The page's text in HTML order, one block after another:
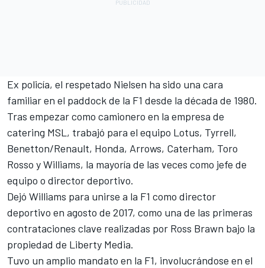
Ex policía, el respetado Nielsen ha sido una cara
familiar en el paddock de la F1 desde la década de 1980.
Tras empezar como camionero en la empresa de
catering MSL, trabajó para el equipo Lotus, Tyrrell,
Benetton/Renault, Honda, Arrows, Caterham, Toro
Rosso yWilliams, la mayoría de las veces como jefe de
equipo o director deportivo.
Dejó Williams para unirse a la F1 como director
deportivo en agosto de 2017, como una de las primeras
contrataciones clave realizadas por Ross Brawn bajo la
propiedad de Liberty Media.
Tuvo un amplio mandato en la F1, involucrándose en el